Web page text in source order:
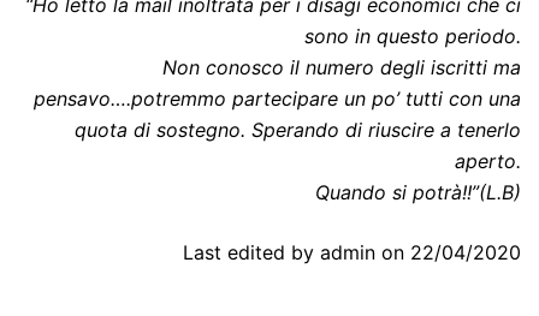
“Ho letto la mail inoltrata per i disagi economici che ci
sono in questo periodo.
Non conosco il numero degli iscritti ma
pensavo….potremmo partecipare un po’ tutti con una
quota di sostegno. Sperando di riuscire a tenerlo
aperto.
Quando si potrà!!”(L.B)
Last edited by admin on 22/04/2020